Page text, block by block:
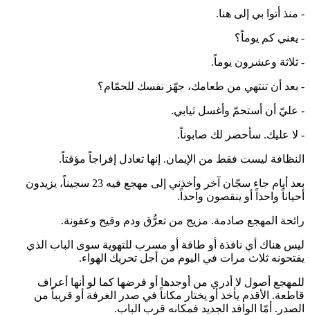
- منذ أتوا بي إلى هنا.
- يعني كم يوماً؟
- ثلاثة وعشرون يوماً.
- بعد أن تنتهي من طعامك، جهّز نفسك للحمّام؟
- عليّ أن أستحمّ وأغسل ثيابي.
- لا عليك. سأحضر لك صابوناً.
النظافة ليست فقط من الإيمان. إنها تعادل إفراجاً مؤقتاً.
بعد أيام جاء سجّان آخر وأخذني إلى مهجع فيه 23 سجيناً، يزيدون
أحياناً واحداً أو ينقصون واحداً.
رائحة المهجع صادمة. مزيج من تعرُّق ودم وقيح وعفونة.
ليس هناك أي نافذة أو طاقة أو مسرب للتهوية سوى الباب الذي
يفتحونه ثلاث مرات في اليوم من أجل تحريك الهواء.
للمهجع أصول لا أدري من أوجدها أو فرضها كما لو أنها أعراف
قاطعة. الأقدم يأخذ أو يختار مكاناً في صدر الغرفة أو قريباً من
الصدر. أمّا الوافد الجديد فمكانه قرب الباب.